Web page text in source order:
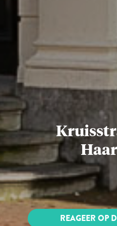
REAGEER OP